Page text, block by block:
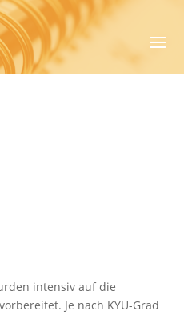
intensiv auf die
Je nach KYU-Grad